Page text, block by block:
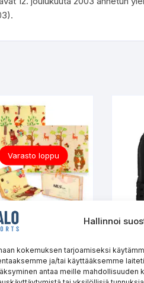
Hallinnoi
kokemuksen tarjoamiseksi
ja/tai käyttääksemme
antaa meille mahdollisuuden
Varasto loppu
190x150cm
NILS FUN
LUE LISÄÄ